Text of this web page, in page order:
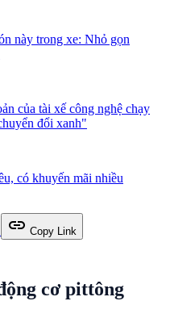
này trong xe: Nhỏ gọn
của tài xế công nghệ chạy
đổi xanh"
có khuyến mãi nhiều
link Copy Link
cơ pittông